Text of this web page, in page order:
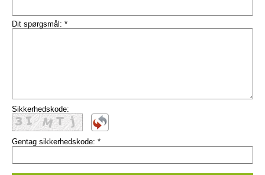
Dit spørgsmål: *
Sikkerhedskode:
Gentag sikkerhedskode: *